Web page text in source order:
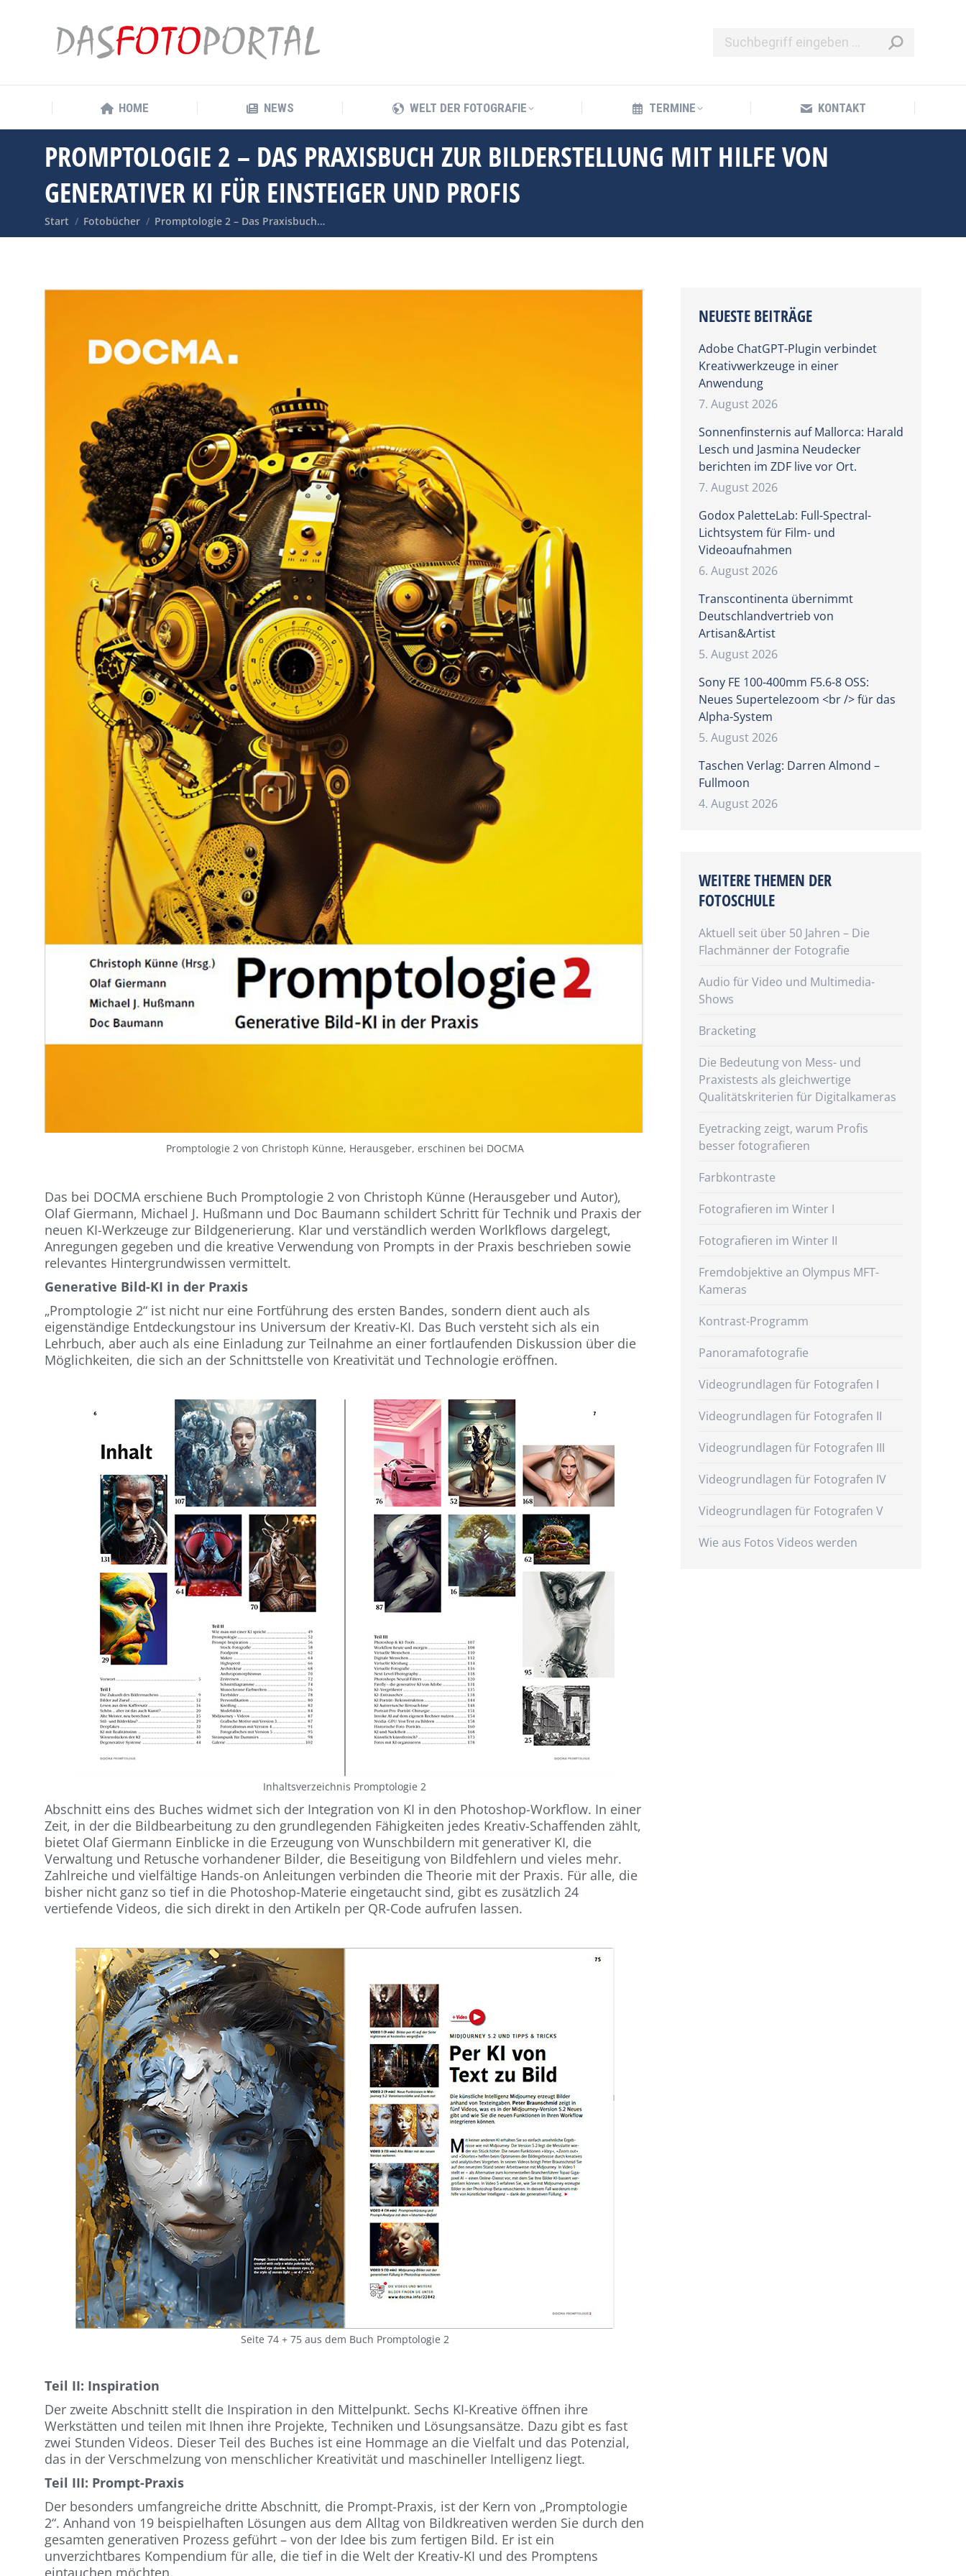
HOME NEWS WELT DER FOTOGRAFIE TERMINE KONTAKT
PROMPTOLOGIE 2 – DAS PRAXISBUCH ZUR BILDERSTELLUNG MIT HILFE VON
GENERATIVER KI FÜR EINSTEIGER UND PROFIS
Sie befinden sich hier:
Start Fotobücher Promptologie 2 – Das Praxisbuch…
Promptologie 2 von Christoph Künne, Herausgeber, erschinen bei DOCMA
Das bei DOCMA erschiene Buch Promptologie 2 von Christoph Künne (Herausgeber und Autor),
Olaf Giermann, Michael J. Hußmann und Doc Baumann schildert Schritt für Technik und Praxis der
neuen KI-Werkzeuge zur Bildgenerierung. Klar und verständlich werden Worlkflows dargelegt,
Anregungen gegeben und die kreative Verwendung von Prompts in der Praxis beschrieben sowie
relevantes Hintergrundwissen vermittelt.
Generative Bild-KI in der Praxis
„Promptologie 2“ ist nicht nur eine Fortführung des ers­ten Bandes, sondern dient auch als
eigenständige Entdeckungstour ins Universum der Kreativ-KI. Das Buch versteht sich als ein
Lehrbuch, aber auch als eine Einladung zur Teilnahme an einer fortlaufenden Diskussion über die
Möglichkeiten, die sich an der Schnitt­stelle von Kreativität und Technologie eröffnen.
Inhaltsverzeichnis Promptologie 2
Abschnitt eins des Buches wid­met sich der Integration von KI in den Photoshop-Workflow. In einer
Zeit, in der die Bildbearbeitung zu den grund­legenden Fähigkeiten jedes Kreativ-Schaffenden zählt,
bietet Olaf Giermann Einblicke in die Erzeugung von Wunschbildern mit generativer KI, die
Verwaltung und Retusche vor­handener Bilder, die Beseitigung von Bildfehlern und vieles mehr.
Zahlreiche und vielfältige Hands-on Anleitungen verbinden die Theorie mit der Praxis. Für alle, die
bisher nicht ganz so tief in die Photoshop-Materie eingetaucht sind, gibt es zusätzlich 24
vertiefende Vi­deos, die sich direkt in den Artikeln per QR-Code aufrufen lassen.
Seite 74 + 75 aus dem Buch Promptologie 2
Teil II: Inspiration
Der zweite Abschnitt stellt die Inspiration in den Mittelpunkt. Sechs KI-Krea­tive öffnen ihre
Werkstätten und teilen mit Ihnen ihre Projekte, Techniken und Lösungsansätze. Dazu gibt es fast
zwei Stunden Videos. Die­ser Teil des Buches ist eine Hommage an die Vielfalt und das Potenzial,
das in der Verschmelzung von menschli­cher Kreativität und maschineller In­telligenz liegt.
Teil III: Prompt-Praxis
Der besonders umfangreiche dritte Abschnitt, die Prompt-Praxis, ist der Kern von „Promptologie
2“. Anhand von 19 bei­spielhaften Lösungen aus dem Alltag von Bildkreativen werden Sie durch den
gesamten gene­rativen Prozess geführt – von der Idee bis zum fertigen Bild. Er ist ein
unverzichtbares Kom­pendium für alle, die tie­f in die Welt der Kreativ-KI und des Promptens
eintauchen möchten.
NEUESTE BEITRÄGE
Adobe ChatGPT-Plugin verbindet
Kreativwerkzeuge in einer
Anwendung
7. August 2026
Sonnenfinsternis auf Mallorca: Harald
Lesch und Jasmina Neudecker
berichten im ZDF live vor Ort.
7. August 2026
Godox PaletteLab: Full-Spectral-
Lichtsystem für Film- und
Videoaufnahmen
6. August 2026
Transcontinenta übernimmt
Deutschlandvertrieb von
Artisan&Artist
5. August 2026
Sony FE 100-400mm F5.6-8 OSS:
Neues Supertelezoom <br /> für das
Alpha-System
5. August 2026
Taschen Verlag: Darren Almond –
Fullmoon
4. August 2026
WEITERE THEMEN DER
FOTOSCHULE
Aktuell seit über 50 Jahren – Die
Flachmänner der Fotografie
Audio für Video und Multimedia-
Shows
Bracketing
Die Bedeutung von Mess- und
Praxistests als gleichwertige
Qualitätskriterien für Digitalkameras
Eyetracking zeigt, warum Profis
besser fotografieren
Farbkontraste
Fotografieren im Winter I
Fotografieren im Winter II
Fremdobjektive an Olympus MFT-
Kameras
Kontrast-Programm
Panoramafotografie
Videogrundlagen für Fotografen I
Videogrundlagen für Fotografen II
Videogrundlagen für Fotografen III
Videogrundlagen für Fotografen IV
Videogrundlagen für Fotografen V
Wie aus Fotos Videos werden
HOME NEWS